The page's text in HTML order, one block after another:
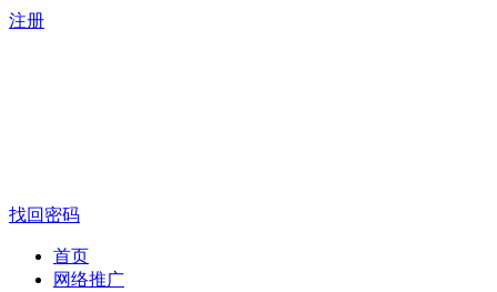
注册
找回密码
首页
网络推广